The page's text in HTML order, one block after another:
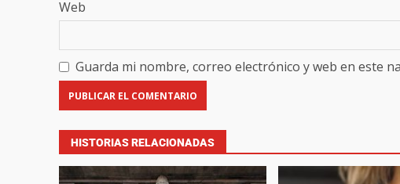
Web
Guarda mi nombre, correo electrónico y web en este
HISTORIAS RELACIONADAS